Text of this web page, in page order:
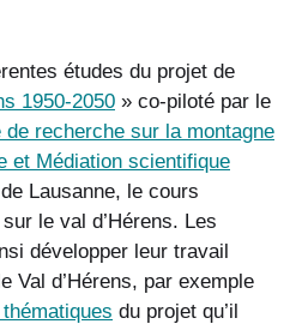
études du projet de
1950-2050 » co-piloté par le
recherche sur la montagne
et Médiation scientifique
Lausanne, le cours
le val d’Hérens. Les
développer leur travail
Val d’Hérens, par exemple
du projet qu’il